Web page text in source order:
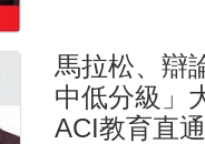
馬拉松、辯
中低分級」
ACI教育直